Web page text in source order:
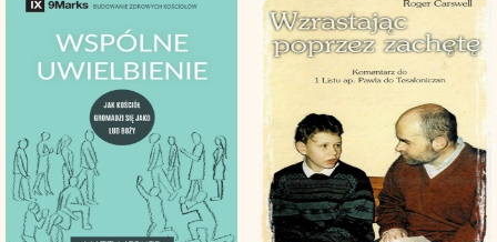
John Fischer
John G. Reisinger
John Onwuchekwa
John Owen
John Piper
John R. Ling